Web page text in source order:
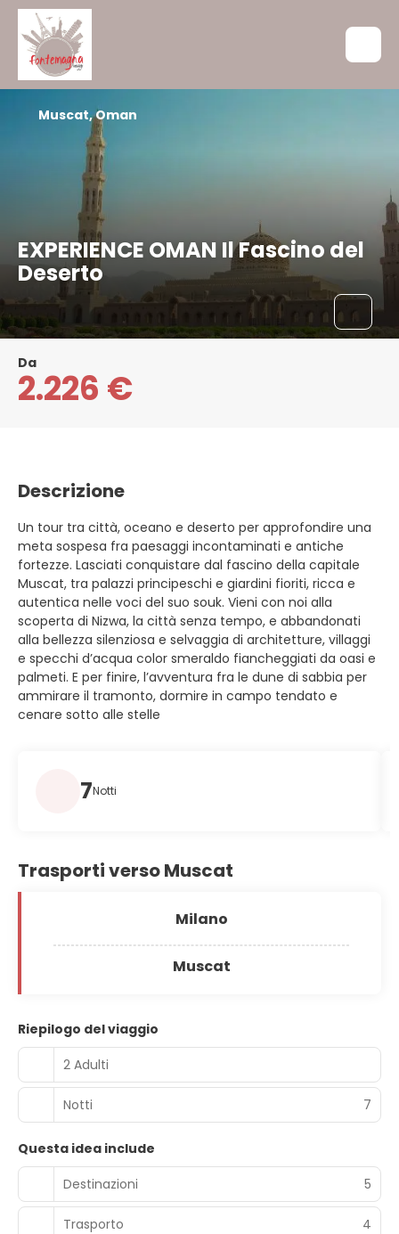
EXPERIENCE OMAN Il Fascino del
Deserto
Muscat, Oman
Da
2.226 €
Descrizione
Un tour tra città, oceano e deserto per approfondire una
meta sospesa fra paesaggi incontaminati e antiche
fortezze. Lasciati conquistare dal fascino della capitale
Muscat, tra palazzi principeschi e giardini fioriti, ricca e
autentica nelle voci del suo souk. Vieni con noi alla
scoperta di Nizwa, la città senza tempo, e abbandonati
alla bellezza silenziosa e selvaggia di architetture, villaggi
e specchi d’acqua color smeraldo fiancheggiati da oasi e
palmeti. E per finire, l’avventura fra le dune di sabbia per
ammirare il tramonto, dormire in campo tendato e
cenare sotto alle stelle
7Notti
Trasporti verso Muscat
Milano
Muscat
Riepilogo del viaggio
2 Adulti
Notti 7
Questa idea include
Destinazioni
5
Trasporto 4